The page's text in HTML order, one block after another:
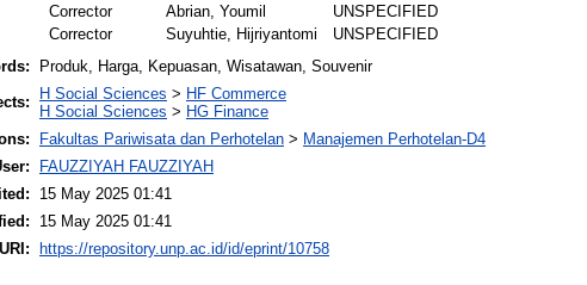
Corrector
Abrian, Youmil
UNSPECIFIED
Corrector
Suyuhtie, Hijriyantomi
UNSPECIFIED
Produk, Harga, Kepuasan, Wisatawan, Souvenir
H Social Sciences > HF Commerce
H Social Sciences > HG Finance
Fakultas Pariwisata dan Perhotelan > Manajemen Perhotelan-D4
FAUZZIYAH FAUZZIYAH
15 May 2025 01:41
15 May 2025 01:41
URI:
https://repository.unp.ac.id/id/eprint/10758